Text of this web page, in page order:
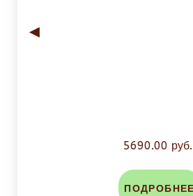
◄
5690.00 руб.
ПОДРОБНЕЕ